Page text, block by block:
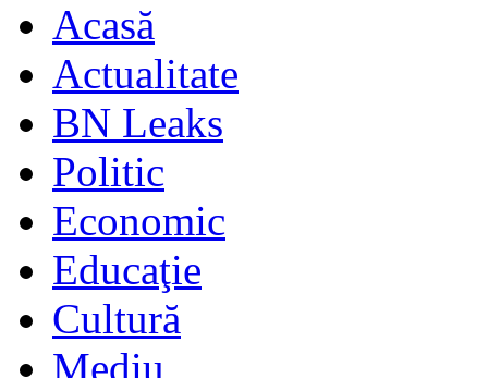
Acasă
Actualitate
BN Leaks
Politic
Economic
Educaţie
Cultură
Mediu